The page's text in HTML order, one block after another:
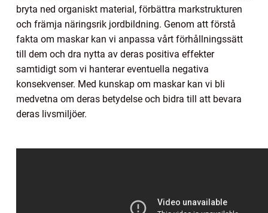
bryta ned organiskt material, förbättra markstrukturen
och främja näringsrik jordbildning. Genom att förstå
fakta om maskar kan vi anpassa vårt förhållningssätt
till dem och dra nytta av deras positiva effekter
samtidigt som vi hanterar eventuella negativa
konsekvenser. Med kunskap om maskar kan vi bli
medvetna om deras betydelse och bidra till att bevara
deras livsmiljöer.